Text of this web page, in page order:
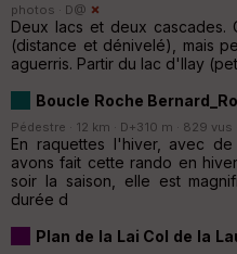
photos · D@
Deux lacs et deux cascades.
(distance et dénivelé), mais
aguerris. Partir du lac d'Ilay
Boucle Roche
Pédestre · 12 km · D+310 m · 829 vus
En raquettes l'hiver, avec
avons fait cette rando en
soir la saison, elle est
durée d
Plan de la Lai Col de la